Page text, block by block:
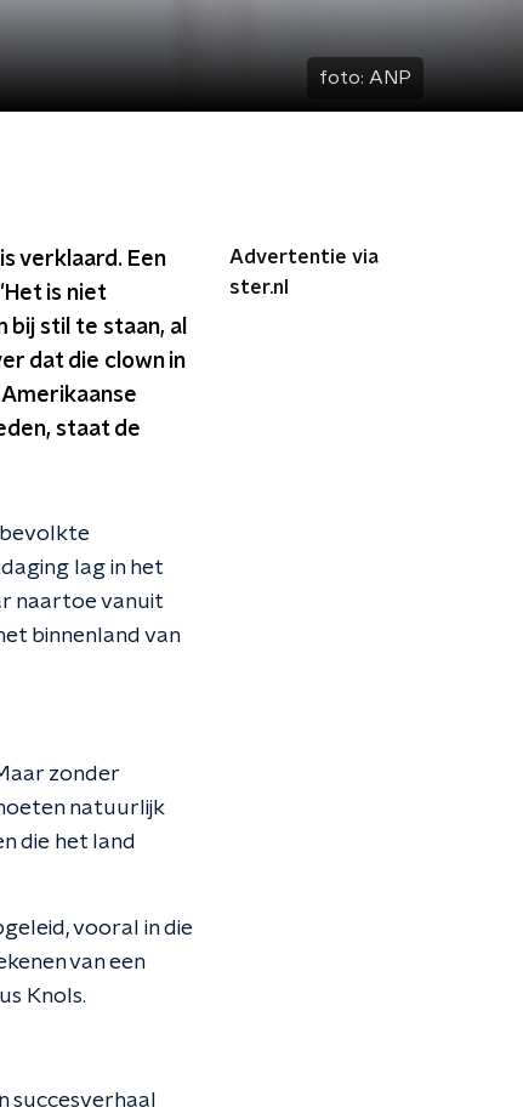
foto: ANP
verklaard. Een
is niet
stil te staan, al
dat die clown in
staat de
lag in het
naartoe vanuit
binnenland van
zonder
natuurlijk
die het land
vooral in die
van een
Knols.
succesverhaal
Advertentie via
ster.nl